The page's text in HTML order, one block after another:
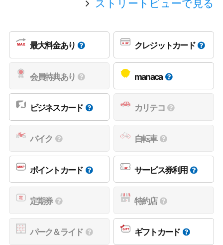
ストリートビューで見る
最大料金あり クレジットカード
会員特典あり manaca
ビジネスカード カリテコ
バイク 自転車
ポイントカード サービス券利用
定期券 特約店
パーク＆ライド ギフトカード